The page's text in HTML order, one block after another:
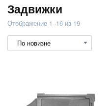
Задвижки
Отображение 1–16 из 19Сортировка:
недавние